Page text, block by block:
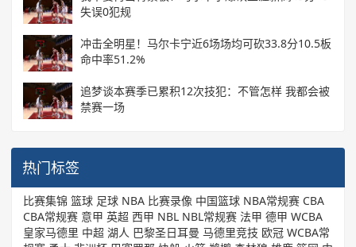
失误0犯规
冲击全明星！马尔卡宁近6场场均可砍33.8分10.5板
命中率51.2%
追梦谈本赛季已累积12次技犯：不管怎样 我都会被
禁赛一场
热门标签
比赛集锦 篮球 足球 NBA 比赛录像 中国篮球 NBA常规赛 CBA
CBA常规赛 意甲 英超 西甲 NBL NBL常规赛 法甲 德甲 WCBA
皇家马德里 中超 湖人 巴黎圣日耳曼 马德里竞技 欧冠 WCBA常